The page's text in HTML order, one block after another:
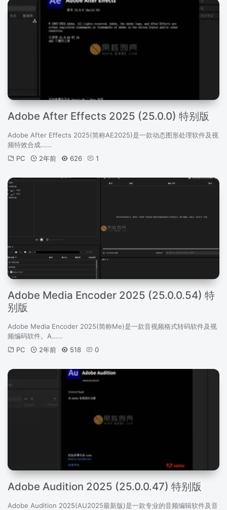
Adobe After Effects 2025 (25.0.0) 特别版
Adobe After Effects 2025(简称AE2025)是一款动态图形处理软件及视
频特效合成……
PC
2年前 626 1
Adobe Media Encoder 2025 (25.0.0.54) 特
别版
Adobe Media Encoder 2025(简称Me)是一款音视频格式转码软件及视
频编码软件。A……
PC
2年前 518 0
Adobe Audition 2025 (25.0.0.47) 特别版
Adobe Audition 2025(AU2025最新版)是一款专业的音频编辑软件及音